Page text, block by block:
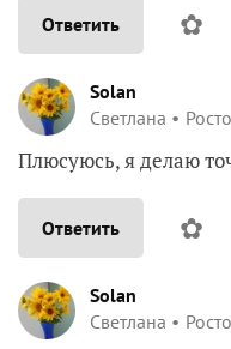
Ответить ✿
Solan
Светлана
Плюсуюсь, я делаю
Ответить ✿
Solan
Светлана